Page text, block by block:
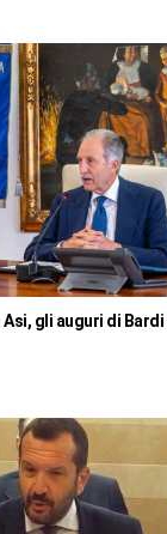
gli auguri di Bardi